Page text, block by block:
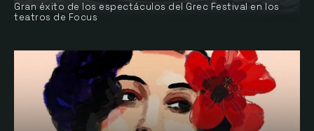
Gran éxito de los espectáculos del Grec Festival en los
teatros de Focus